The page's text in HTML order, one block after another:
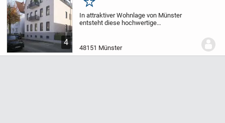
4
Merken
In attraktiver Wohnlage von Münster
entsteht diese hochwertige
sieben Wohneinheiten. Das im Jahr 1935
48151 Münster